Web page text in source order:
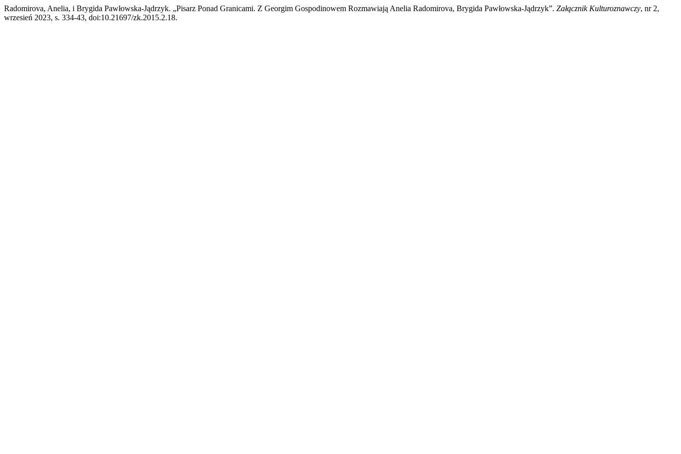
Radomirova, Anelia, i Brygida Pawłowska-Jądrzyk. „Pisarz Ponad Granicami. Z Georgim Gospodinowem Rozmawiają Anelia Radomirova, Brygida Pawłowska-Jądrzyk”. Załącznik Kulturoznawczy, nr 2,
wrzesień 2023, s. 334-43, doi:10.21697/zk.2015.2.18.